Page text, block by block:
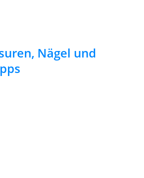
Nägel und